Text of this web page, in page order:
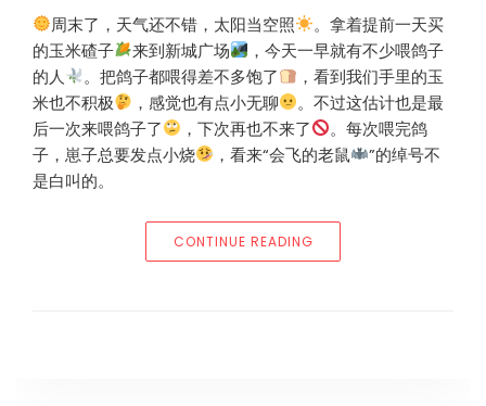
周末了，天气还不错，太阳当空照
。拿着提前一天买
的玉米碴子
来到新城广场
，今天一早就有不少喂鸽子
的人
。把鸽子都喂得差不多饱了
，看到我们手里的玉
米也不积极
，感觉也有点小无聊
。不过这估计也是最
后一次来喂鸽子了
，下次再也不来了
。每次喂完鸽
子，崽子总要发点小烧
，看来“会飞的老鼠
”的绰号不
是白叫的。
CONTINUE READING“2024年5月12日#猪小妹